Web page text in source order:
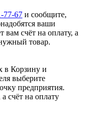
77-67 и сообщите,
ваши
счёт на оплату, а
товар.
в Корзину и
выберите
предприятия.
счёт на оплату